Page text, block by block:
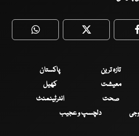
WhatsApp Twitter
تازہ ترین
پاکستان
معیشت
کھیل
صحت
انٹرٹینمنٹ
دلچسپ و عجیب